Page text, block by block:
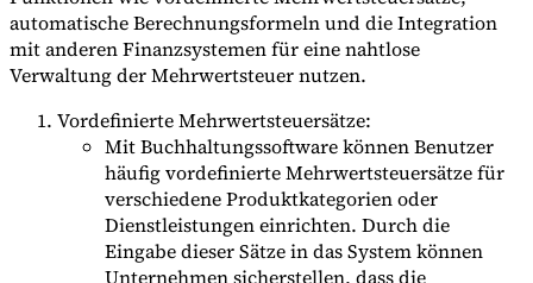
automatische Berechnungsformeln und die Integration
mit anderen Finanzsystemen für eine nahtlose
Verwaltung der Mehrwertsteuer nutzen.
Vordefinierte Mehrwertsteuersätze:
Mit Buchhaltungssoftware können Benutzer
häufig vordefinierte Mehrwertsteuersätze für
verschiedene Produktkategorien oder
Dienstleistungen einrichten. Durch die
Eingabe dieser Sätze in das System können
Unternehmen sicherstellen, dass die